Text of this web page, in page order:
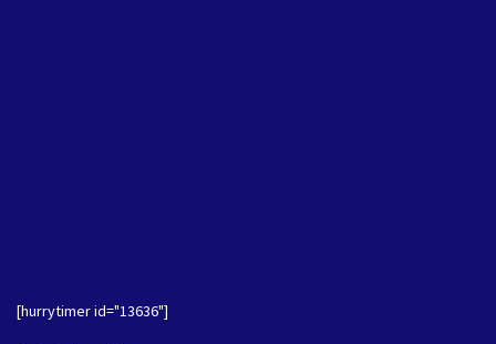
[hurrytimer id="13636"]